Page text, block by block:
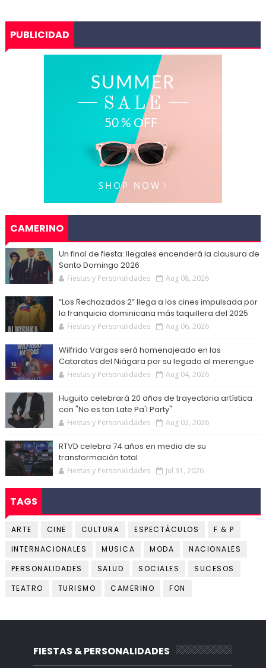
PUBLICIDAD
CAMERINO
Un final de fiesta: Ilegales encenderá la clausura de
Santo Domingo 2026
Fiestas y Personalidades Aug 08, 2026
“Los Rechazados 2” llega a los cines impulsada por
la franquicia dominicana más taquillera del 2025
Fiestas y Personalidades Aug 06, 2026
Wilfrido Vargas será homenajeado en las
Cataratas del Niágara por su legado al merengue
Fiestas y Personalidades Aug 04, 2026
Huguito celebrará 20 años de trayectoria artística
con "No es tan Late Pa'l Party"
Fiestas y Personalidades Aug 02, 2026
RTVD celebra 74 años en medio de su
transformación total
Fiestas y Personalidades Jul 31, 2026
TAGS
ARTE CINE CULTURA ESPECTÁCULOS
F & P
INTERNACIONALES
MUSICA MODA
NACIONALES
PERSONALIDADES
SALUD SOCIALES
SUCESOS
TEATRO
TURISMO CAMERINO FON
FIESTAS & PERSONALIDADES